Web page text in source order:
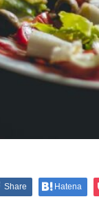
Share Hatena